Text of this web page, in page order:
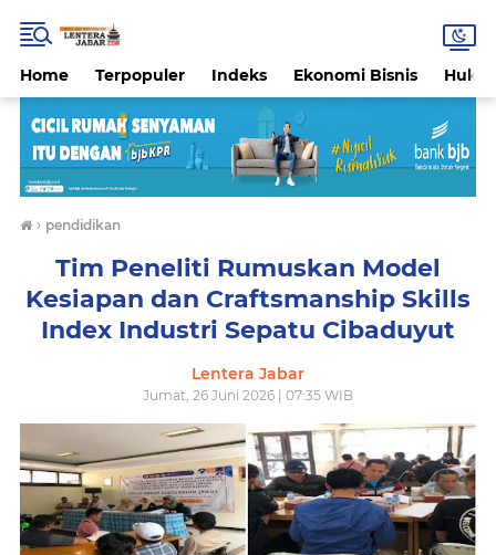
Home Terpopuler Indeks Ekonomi Bisnis
› pendidikan
Tim Peneliti Rumuskan Model
Kesiapan dan Craftsmanship Skills
Index Industri Sepatu Cibaduyut
Lentera Jabar
Jumat, 26 Juni 2026 | 07:35 WIB